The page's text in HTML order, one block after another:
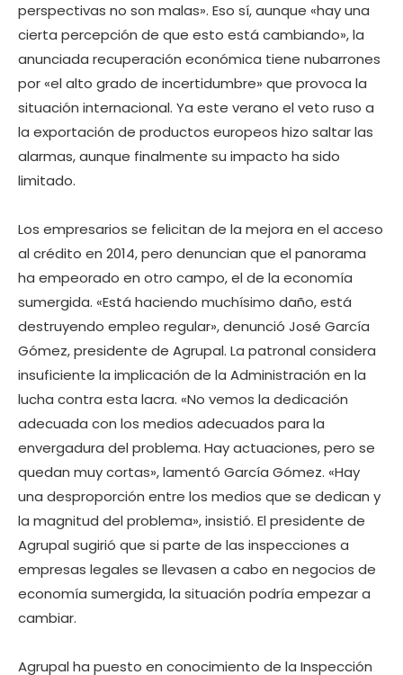
perspectivas no son malas». Eso sí, aunque «hay una
cierta percepción de que esto está cambiando», la
anunciada recuperación económica tiene nubarrones
por «el alto grado de incertidumbre» que provoca la
situación internacional. Ya este verano el veto ruso a
la exportación de productos europeos hizo saltar las
alarmas, aunque finalmente su impacto ha sido
limitado.
Los empresarios se felicitan de la mejora en el acceso
al crédito en 2014, pero denuncian que el panorama
ha empeorado en otro campo, el de la economía
sumergida. «Está haciendo muchísimo daño, está
destruyendo empleo regular», denunció José García
Gómez, presidente de Agrupal. La patronal considera
insuficiente la implicación de la Administración en la
lucha contra esta lacra. «No vemos la dedicación
adecuada con los medios adecuados para la
envergadura del problema. Hay actuaciones, pero se
quedan muy cortas», lamentó García Gómez. «Hay
una desproporción entre los medios que se dedican y
la magnitud del problema», insistió. El presidente de
Agrupal sugirió que si parte de las inspecciones a
empresas legales se llevasen a cabo en negocios de
economía sumergida, la situación podría empezar a
cambiar.
Agrupal ha puesto en conocimiento de la Inspección